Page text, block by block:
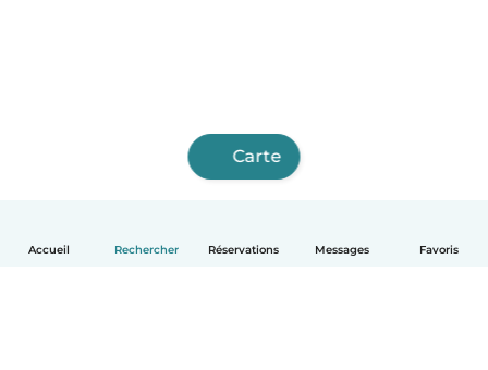
Accueil Rechercher Réservations Messages Favoris
Carte